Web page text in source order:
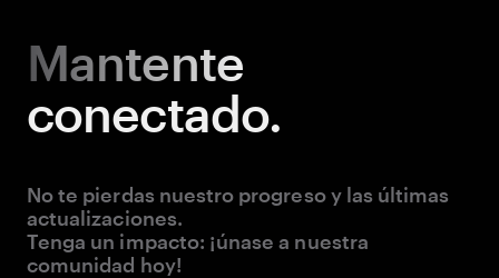
Mantente
conectado.
No te pierdas nuestro progreso y las últimas
actualizaciones.
Tenga un impacto: ¡únase a nuestra
comunidad hoy!